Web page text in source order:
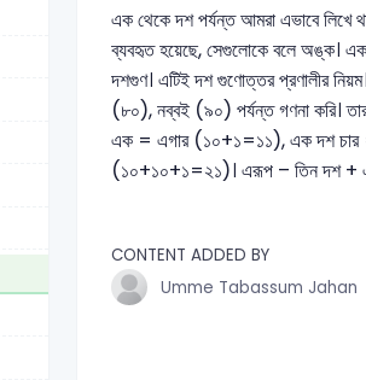
এক থেকে দশ পর্যন্ত আমরা এভাবে
ব্যবহৃত হয়েছে, সেগুলোকে বলে অঙ্ক। এক
দশগুণ। এটিই দশ গুণোত্তর প্রণালীর
(৮০), নব্বই (৯০) পর্যন্ত গণনা করি।
এক = এগার (১০+১=১১), এক দশ চার
(১০+১০+১=২১)। এরূপ – তিন দশ +
CONTENT ADDED BY
Umme Tabassum Jahan